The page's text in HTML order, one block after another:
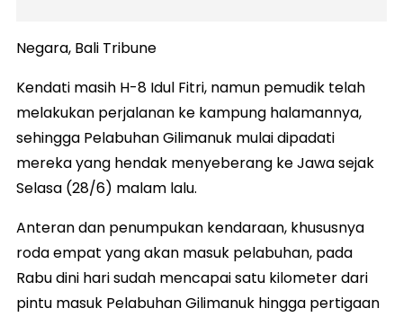
Negara, Bali Tribune
Kendati masih H-8 Idul Fitri, namun pemudik telah
melakukan perjalanan ke kampung halamannya,
sehingga Pelabuhan Gilimanuk mulai dipadati
mereka yang hendak menyeberang ke Jawa sejak
Selasa (28/6) malam lalu.
Anteran dan penumpukan kendaraan, khususnya
roda empat yang akan masuk pelabuhan, pada
Rabu dini hari sudah mencapai satu kilometer dari
pintu masuk Pelabuhan Gilimanuk hingga pertigaan